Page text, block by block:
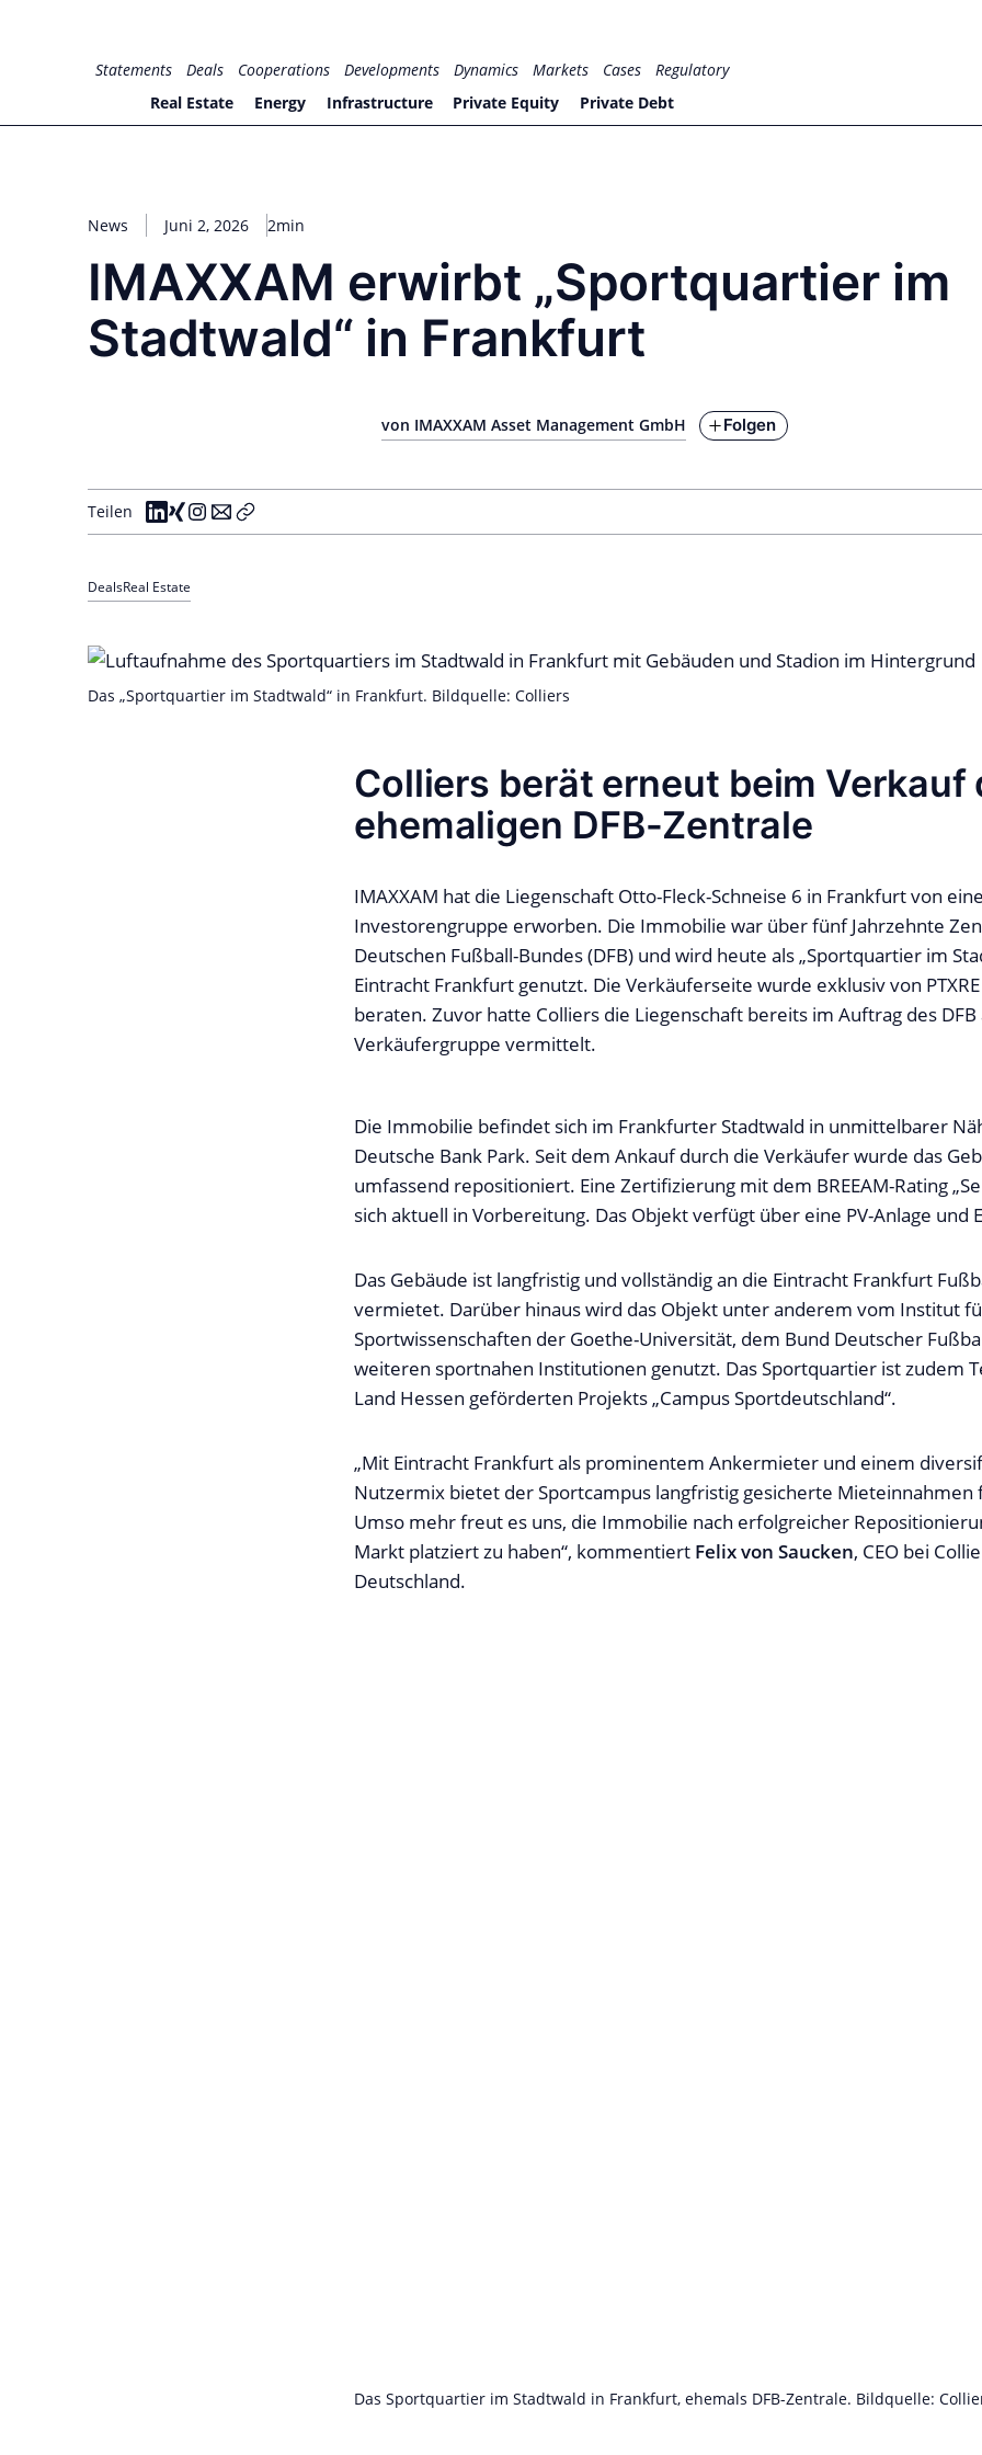
for PHYSIC ASSETS
Statements Deals Cooperations Developments Dynamics Markets Cases
Regulatory
Real Estate
Energy Infrastructure Private Equity Private Debt
News Juni 2, 2026 2min
IMAXXAM erwirbt „Sportquartier im
Stadtwald“ in Frankfurt
von IMAXXAM Asset Management GmbH Folgen
Teilen
DealsReal Estate
Das „Sportquartier im Stadtwald“ in Frankfurt. Bildquelle: Colliers
Colliers berät erneut beim Verkauf
ehemaligen DFB-Zentrale
IMAXXAM hat die Liegenschaft Otto-Fleck-Schneise 6 in Frankfurt von
Investorengruppe erworben. Die Immobilie war über fünf Jahrzehnte
Deutschen Fußball-Bundes (DFB) und wird heute als „Sportquartier im
Eintracht Frankfurt genutzt. Die Verkäuferseite wurde exklusiv von
beraten. Zuvor hatte Colliers die Liegenschaft bereits im Auftrag des DFB
Verkäufergruppe vermittelt.
Die Immobilie befindet sich im Frankfurter Stadtwald in unmittelbarer
Deutsche Bank Park. Seit dem Ankauf durch die Verkäufer wurde das
umfassend repositioniert. Eine Zertifizierung mit dem BREEAM-Rating
sich aktuell in Vorbereitung. Das Objekt verfügt über eine PV-Anlage und
Das Gebäude ist langfristig und vollständig an die Eintracht Frankfurt
vermietet. Darüber hinaus wird das Objekt unter anderem vom Institut
Sportwissenschaften der Goethe-Universität, dem Bund Deutscher
weiteren sportnahen Institutionen genutzt. Das Sportquartier ist zudem
Land Hessen geförderten Projekts „Campus Sportdeutschland“.
„Mit Eintracht Frankfurt als prominentem Ankermieter und einem
Nutzermix bietet der Sportcampus langfristig gesicherte Mieteinnahmen
Umso mehr freut es uns, die Immobilie nach erfolgreicher
Markt platziert zu haben“, kommentiert Felix von Saucken, CEO bei
Deutschland.
Das Sportquartier im Stadtwald in Frankfurt, ehemals DFB-Zentrale. Bildquelle: